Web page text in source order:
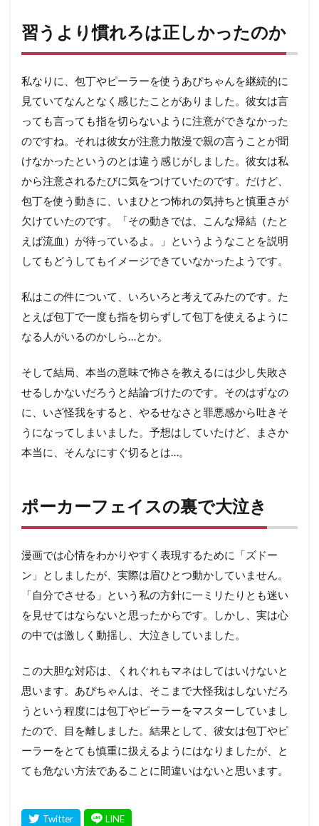
習うより慣れろは正しかったのか
私なりに、包丁やピーラーを使うあぴちゃんを継続的に
見ていてなんとなく感じたことがありました。彼女は言
っても言っても指を切らないように注意ができなかった
のですね。それは彼女が注意力散漫で親の言うことが聞
けなかったというのとは違う感じがしました。彼女は私
から注意されるたびに気をつけていたのです。だけど、
包丁を使う動きに、いまひとつ怖れの気持ちと慎重さが
欠けていたのです。「その動きでは、こんな帰結（たと
えば流血）が待っているよ。」というようなことを説明
してもどうしてもイメージできていなかったようです。
私はこの件について、いろいろと考えてみたのです。た
とえば包丁で一度も指を切らずして包丁を使えるように
なる人がいるのかしら…とか。
そして結局、本当の意味で怖さを教えるには少し失敗さ
せるしかないだろうと結論づけたのです。そのはずなの
に、いざ怪我をすると、やるせなさと罪悪感から吐きそ
うになってしまいました。予想はしていたけど、まさか
本当に、そんなにすぐ切るとは…。
ポーカーフェイスの裏で大泣き
漫画では心情をわかりやすく表現するために「ズドー
ン」としましたが、実際は眉ひとつ動かしていません。
「自分でさせる」という私の方針に一ミリたりとも迷い
を見せてはならないと思ったからです。しかし、実は心
の中では激しく動揺し、大泣きしていました。
この大胆な対応は、くれぐれもマネはしてはいけないと
思います。あぴちゃんは、そこまで大怪我はしないだろ
うという程度には包丁やピーラーをマスターしていまし
たので、目を離しました。結果として、彼女は包丁やピ
ーラーをとても慎重に扱えるようにはなりましたが、と
ても危ない方法であることに間違いはないと思います。